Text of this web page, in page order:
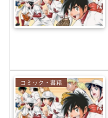
コミック・書籍